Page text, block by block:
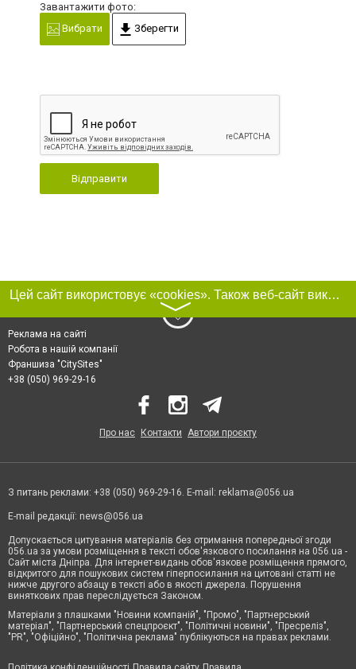
Завантажити фото:
Вибрати
Зберегти
Відправити
Цей сайт використовує «cookies». Також веб-сайт використовує інтернет-сервіс для збору технічних даних стосовно відвідувачів з метою отримання маркетингової та статистичної інформації. Умови обробки даних відвідувачів сайту див.
〉
Реклама на сайті
Робота в нашій компанії
Франшиза "CitySites"
+38 (050) 969-29-16
Про нас Контакти Автори проєкту
З питань реклами: +38 (050) 969-29-16. E-mail: reklama@056.ua
E-mail редакції: news@056.ua
Допускається цитування матеріалів без отримання попередньої згоди
056.ua за умови розміщення в тексті обов'язкового посилання на 056.ua -
Сайт міста Дніпра. Для інтернет-видань обов'язкове розміщення прямого,
відкритого для пошукових систем гіперпосилання на цитовані статті не
нижче другого абзацу в тексті або в якості джерела. Порушення
виняткових прав переслідується Законом.
Матеріали з плашками "Новини компаній", "Промо", "Партнерський
матеріал", "Партнерський спецпроєкт", "Політичні новини", "Пресреліз",
"PR", "Офіційно", "Політична реклама" публікуються на правах реклами.